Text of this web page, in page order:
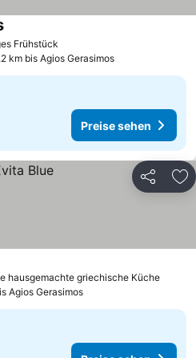
Frühstück
Preise sehen
km bis Agios Gerasimos
Preise sehen
Teilen
hausgemachte griechische Küche
Agios Gerasimos